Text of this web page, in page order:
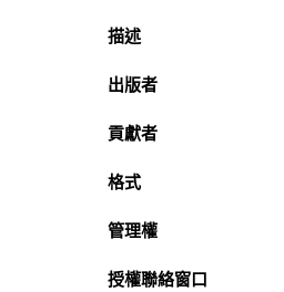
描述
出版者
貢獻者
格式
管理權
授權聯絡窗口